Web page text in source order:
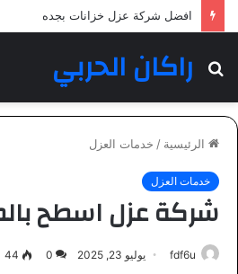
شركة عزل خزانات بمكة المكرمة
راكان الحربيبحث
الرئيسية / خدمات العزل
خدمات العزل
شركة عزل اسطح
fdf6u يوليو 23, 2025 0
44